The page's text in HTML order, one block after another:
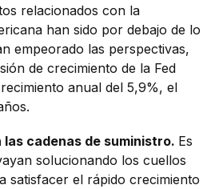
relacionados con la
han sido por debajo de lo
empeorado las perspectivas,
de crecimiento de la Fed
anual del 5,9%, el
las cadenas de suministro. Es
solucionando los cuellos
satisfacer el rápido crecimiento